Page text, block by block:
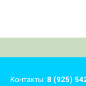
Контакты: 8 (925)